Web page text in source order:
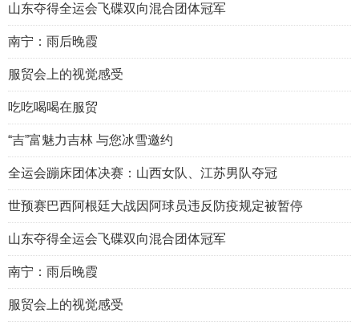
山东夺得全运会飞碟双向混合团体冠军
南宁：雨后晚霞
服贸会上的视觉感受
吃吃喝喝在服贸
“吉”富魅力吉林 与您冰雪邀约
全运会蹦床团体决赛：山西女队、江苏男队夺冠
世预赛巴西阿根廷大战因阿球员违反防疫规定被暂停
山东夺得全运会飞碟双向混合团体冠军
南宁：雨后晚霞
服贸会上的视觉感受